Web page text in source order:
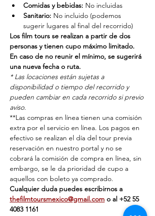
Comidas y bebidas: No incluidas
Sanitario: No incluido (podemos
sugerir lugares al final del recorrido)
Los film tours se realizan a partir de dos
personas y tienen cupo máximo limitado.
En caso de no reunir el mínimo, se sugerirá
una nueva fecha o ruta.
* Las locaciones están sujetas a
disponibilidad o tiempo del recorrido y
pueden cambiar en cada recorrido si previo
aviso.
**Las compras en línea tienen una comisión
extra por el servicio en línea. Los pagos en
efectivo se realizan el día del tour previa
reservación en nuestro portal y no se
cobrará la comisión de compra en línea, sin
embargo, se le da prioridad de cupo a
aquellos con boleto ya comprado.
Cualquier duda puedes escribirnos a
thefilmtoursmexico@gmail.com o al ‭+‭52 55
4083 1161‬